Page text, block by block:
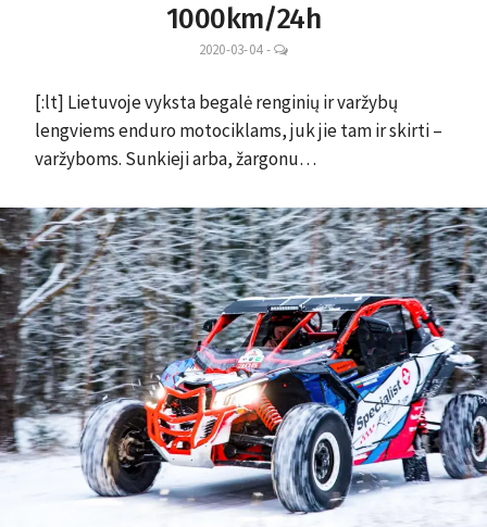
1000km/24h
2020-03-04-
LEAVE
[:lt] Lietuvoje vyksta begalė renginių ir varžybų
lengviems enduro motociklams, juk jie tam ir skirti –
varžyboms. Sunkieji arba, žargonu…